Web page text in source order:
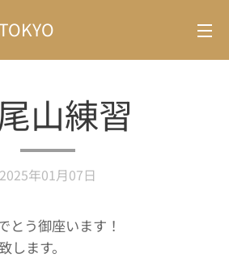
山練習
2025年01月07日
とう御座います！
します。